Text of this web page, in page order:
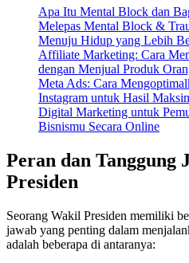
Apa Itu Mental Block dan
Melepas Mental Block &
Menuju Hidup yang Lebih
Affiliate Marketing: Cara
dengan Menjual Produk
Meta Ads: Cara
Instagram untuk Hasil
Digital Marketing untuk
Bisnismu Secara Online
Peran dan Tanggung
Presiden
Seorang Wakil Presiden memiliki
jawab yang penting dalam
adalah beberapa di antaranya: